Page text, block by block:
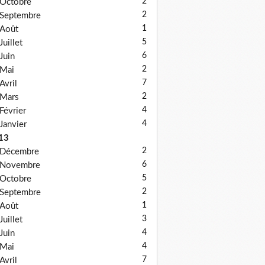
Octobre
Septembre 2
Août 1
Juillet 5
Juin 6
Mai 2
Avril 7
Mars 2
Février 4
Janvier 4
Décembre
2
Novembre 6
Octobre 5
Septembre 2
Août 1
Juillet 3
Juin 4
Mai 4
Avril 7